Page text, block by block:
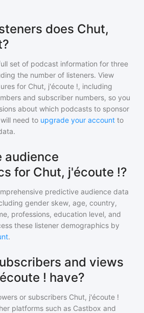
does Chut,
set of podcast information for three
the number of listeners. View
for Chut, j'écoute !, including
and subscriber numbers, so you
about which podcasts to sponsor
need to upgrade your account to
audience
for Chut, j'écoute !?
predictive audience data
gender skew, age, country,
professions, education level, and
these listener demographics by
.
and views
! have?
or subscribers Chut, j'écoute !
platforms such as Castbox and